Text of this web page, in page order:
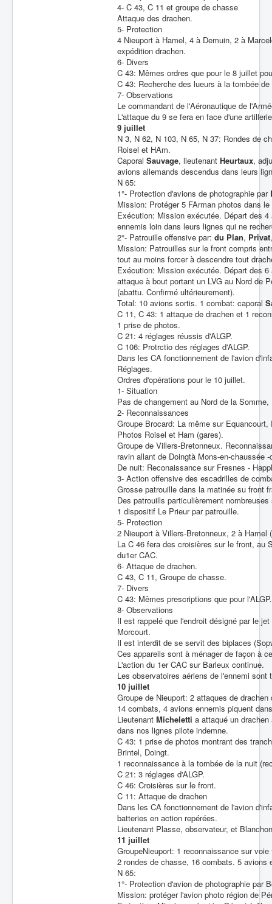
4- C 43, C 11 et groupe de chasse
Attaque des drachen.
5- Protection
4 Nieuport à Hamel, 4 à Demuin, 2 à
expédition drachen.
6- Divers
C 43: Mêmes ordres que pour le 8 juillet
C 43: Recherche des lueurs à la tombée
7- Observations
Le commandant de l'Aéronautique de
L'attaque du 9 se fera en face d'une
9 juillet
N 3, N 62, N 103, N 65, N 37: Rondes de
Roisel et HAm.
Caporal Sauvage, lieutenant Heurtaux,
avions allemands descendus dans leurs
N 65:
1°- Protection d'avions de photographie par
Mission: Protéger 5 FArman photos dans
Exécution: Mission exécutée. Départ des
ennemis loin dans leurs lignes qui ne
2°- Patrouille offensive par: du Plan, Privat
Mission: Patrouilles sur le front compris
tout au moins forcer à descendre tout
Exécution: Mission exécutée. Départ des
attaque à bout portant un LVG au Nord de
(abattu. Confirmé ultérieurement).
Total: 10 avions sortis. 1 combat: caporal
C 11, C 43: 1 attaque de drachen et 1
1 prise de photos.
C 21: 4 réglages réussis d'ALGP.
C 106: Protrctio des réglages d'ALGP.
Dans les CA fonctionnement de l'avion
Réglages.
Ordres d'opérations pour le 10 juillet.
1- Situation
Pas de changement au Nord de la
2- Reconnaissances
Groupe Brocard: La même sur
Photos Roisel et Ham (gares).
Groupe de Villers-Bretonneux.
ravin allant de Doingtà Mons-en-chaussée
De nuit: Reconaissance sur Fresnes -
3- Action offensive des escadrilles de
Grosse patrouille dans la matinée su front
Des patrouills particulièrement
1 dispositif Le Prieur par patrouille.
5- Protection
2 Nieuport à Villers-Bretonneux, 2 à
La C 46 fera des croisières sur le front, au
du1er CAC.
6- Attaque de drachen.
C 43, C 11, Groupe de chasse.
7- Divers
C 43: Mêmes prescriptions que pour l'ALGP.
8- Observations
Il est rappelé que l'endroit désigné par le
Morcourt.
Il est interdit de se servit des biplaces
Ces appareils sont à ménager de façon à
L'action du 1er CAC sur Barleux continue.
Les observatoires aériens de l'ennemi sont
10 juillet
Groupe de Nieuport: 2 attaques de
14 combats, 4 avions ennemis piquent
Lieutenant Micheletti a attaqué un
dans nos lignes pilote indemne.
C 43: 1 prise de photos montrant des
Brintel, Doingt.
1 reconnaissance à la tombée de la nuit
C 21: 3 réglages d'ALGP.
C 46: Croisières sur le front.
C 11: Attaque de drachen
Dans les CA fonctionnement de l'avion
batteries en action repérées.
Lieutenant Plasse, observateur, et
11 juillet
GroupeNieuport: 1 reconnaissance sur
2 rondes de chasse, 16 combats. 5 avions
N 65:
1°- Protection d'avion de photographie par
Mission: protéger l'avion photo région de